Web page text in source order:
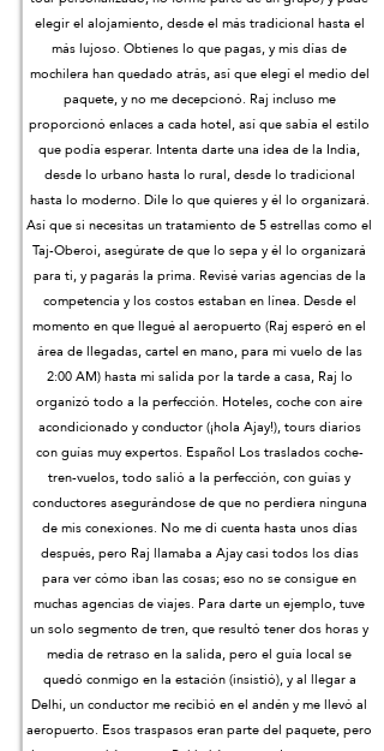
elegir el alojamiento, desde el más tradicional hasta el
más lujoso. Obtienes lo que pagas, y mis días de
mochilera han quedado atrás, así que elegí el medio del
paquete, y no me decepcionó. Raj incluso me
proporcionó enlaces a cada hotel, así que sabía el estilo
que podía esperar. Intenta darte una idea de la India,
desde lo urbano hasta lo rural, desde lo tradicional
hasta lo moderno. Dile lo que quieres y él lo organizará.
Así que si necesitas un tratamiento de 5 estrellas como el
Taj-Oberoi, asegúrate de que lo sepa y él lo organizará
para ti, y pagarás la prima. Revisé varias agencias de la
competencia y los costos estaban en línea. Desde el
momento en que llegué al aeropuerto (Raj esperó en el
área de llegadas, cartel en mano, para mi vuelo de las
2:00 AM) hasta mi salida por la tarde a casa, Raj lo
organizó todo a la perfección. Hoteles, coche con aire
acondicionado y conductor (¡hola Ajay!), tours diarios
con guías muy expertos. Español Los traslados coche-
tren-vuelos, todo salió a la perfección, con guías y
conductores asegurándose de que no perdiera ninguna
de mis conexiones. No me di cuenta hasta unos días
después, pero Raj llamaba a Ajay casi todos los días
para ver cómo iban las cosas; eso no se consigue en
muchas agencias de viajes. Para darte un ejemplo, tuve
un solo segmento de tren, que resultó tener dos horas y
media de retraso en la salida, pero el guía local se
quedó conmigo en la estación (insistió), y al llegar a
Delhi, un conductor me recibió en el andén y me llevó al
aeropuerto. Esos traspasos eran parte del paquete, pero